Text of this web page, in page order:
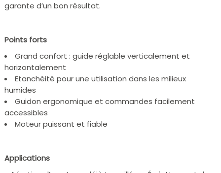
garante d’un bon résultat.
Points forts
Grand confort : guide réglable verticalement et
horizontalement
Etanchéité pour une utilisation dans les milieux
humides
Guidon ergonomique et commandes facilement
accessibles
Moteur puissant et fiable
Applications